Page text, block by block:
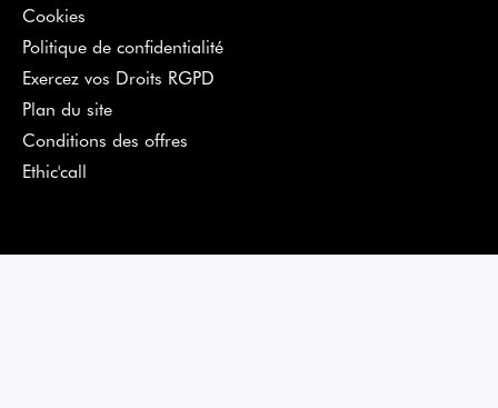
Cookies
Politique de confidentialité
Exercez vos Droits RGPD
Plan du site
Conditions des offres
Ethic'call